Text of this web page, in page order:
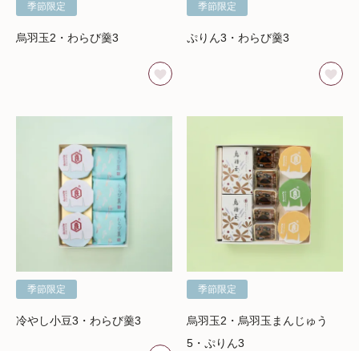
季節限定
烏羽玉2・わらび羹3
季節限定
ぷりん3・わらび羹3
季節限定
冷やし小豆3・わらび羹3
季節限定
烏羽玉2・烏羽玉まんじゅう
5・ぷりん3